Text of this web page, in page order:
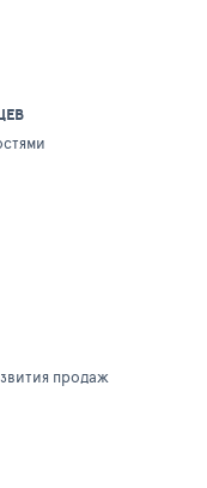
продаж